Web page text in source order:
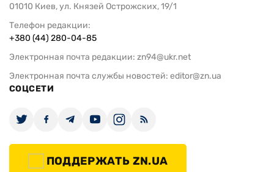
01010 Киев, ул. Князей Острожских, 19/1
Телефон редакции:
+380 (44) 280-04-85
Электронная почта редакции: zn94@ukr.net
Электронная почта службы новостей: editor@zn.ua
СОЦСЕТИ
ПОДДЕРЖАТЬ ZN.UA